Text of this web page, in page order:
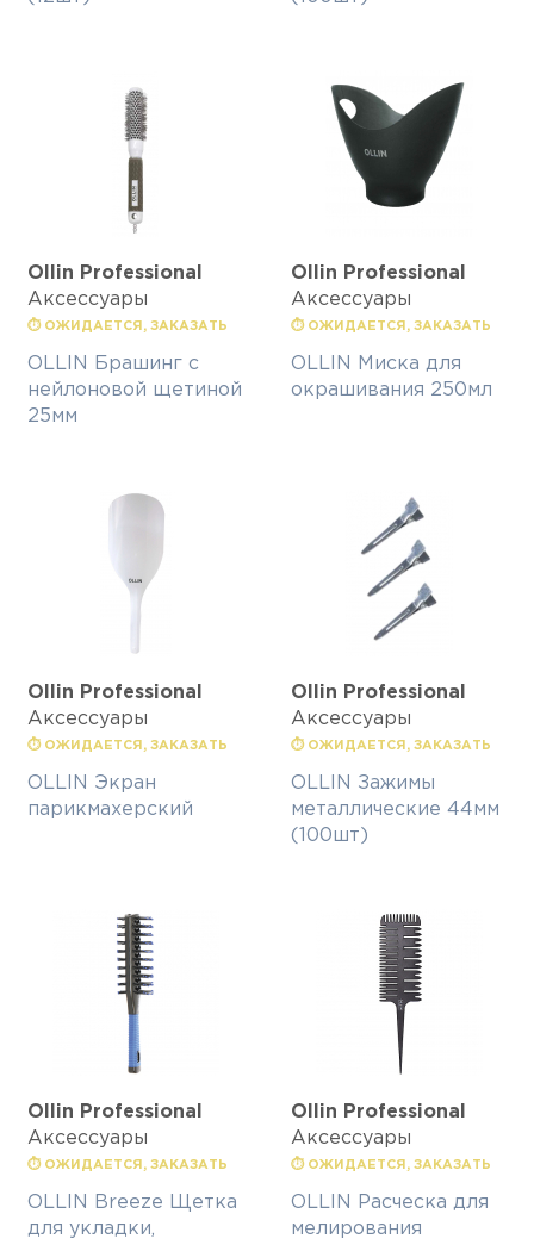
Ollin Professional
Аксессуары
⏱ ОЖИДАЕТСЯ, ЗАКАЗАТЬ
OLLIN Брашинг с
нейлоновой щетиной
25мм
Ollin Professional
Аксессуары
⏱ ОЖИДАЕТСЯ, ЗАКАЗАТЬ
OLLIN Миска для
окрашивания 250мл
Ollin Professional
Аксессуары
⏱ ОЖИДАЕТСЯ, ЗАКАЗАТЬ
OLLIN Экран
парикмахерский
Ollin Professional
Аксессуары
⏱ ОЖИДАЕТСЯ, ЗАКАЗАТЬ
OLLIN Зажимы
металлические 44мм
(100шт)
Ollin Professional
Аксессуары
⏱ ОЖИДАЕТСЯ, ЗАКАЗАТЬ
OLLIN Breeze Щетка
для укладки,
Ollin Professional
Аксессуары
⏱ ОЖИДАЕТСЯ, ЗАКАЗАТЬ
OLLIN Расческа для
мелирования